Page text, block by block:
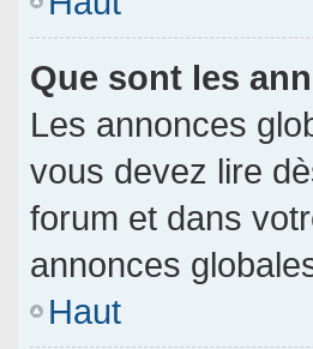
Que sont les
Les annonces
vous devez lire
forum et dans
annonces
Haut